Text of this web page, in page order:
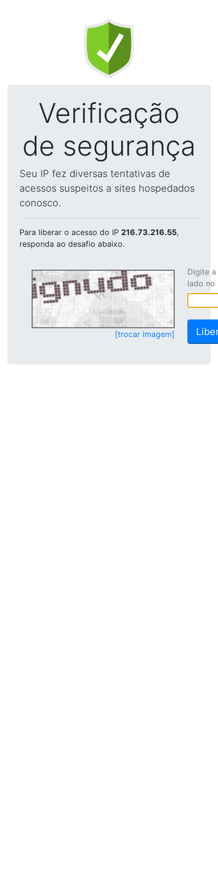
Verificação
de segurança
Seu IP fez diversas tentativas de
acessos suspeitos a sites hospedados
conosco.
Para liberar o acesso do IP 216.73.216.55,
responda ao desafio abaixo.
[trocar imagem]
Digite
lado no